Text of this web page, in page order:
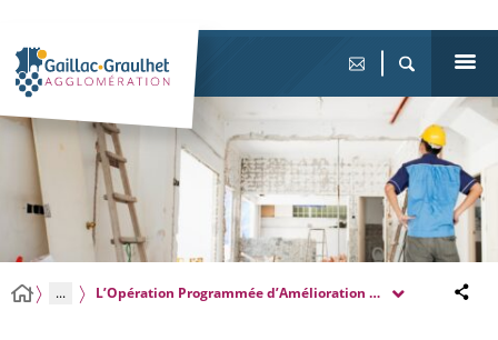
... L’Opération Programmée d’Amélioration de l’Habitat